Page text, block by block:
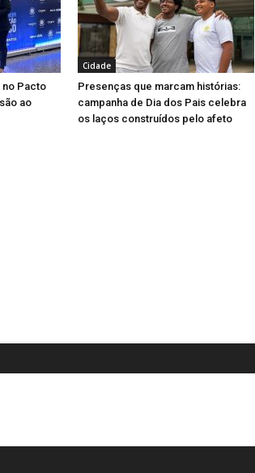
no Pacto
ao
Cidade
Presenças que marcam histórias:
campanha de Dia dos Pais celebra
os laços construídos pelo afeto